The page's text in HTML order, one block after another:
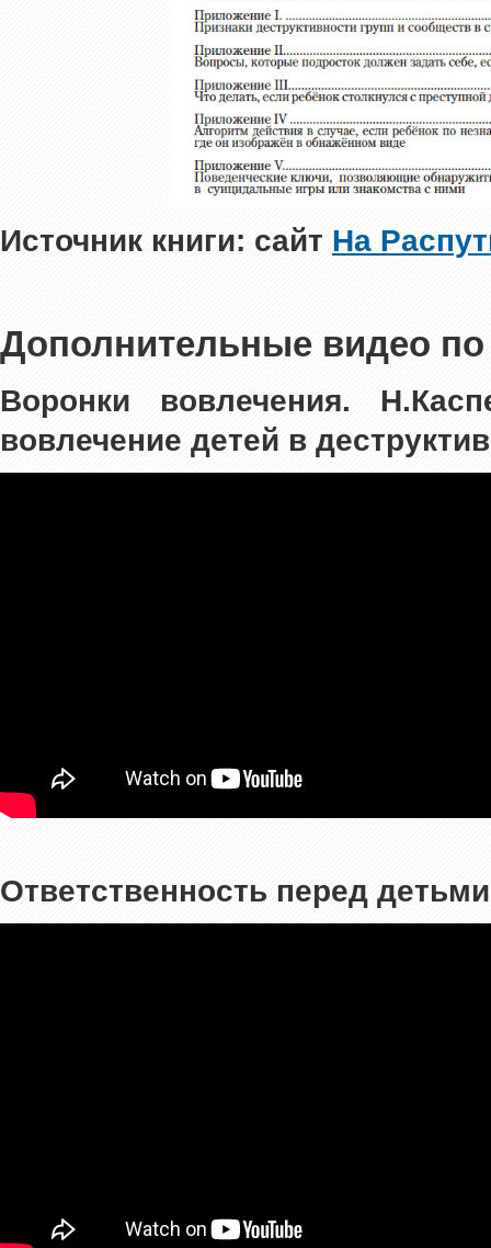
Источник книги: сайт На
Дополнительные видео по
Воронки вовлечения.
вовлечение детей в
Ответственность перед детьми